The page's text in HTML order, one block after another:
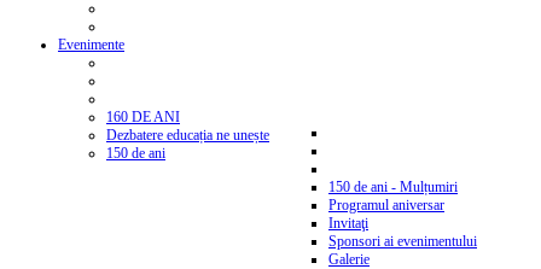
Evenimente
160 DE ANI
Dezbatere educația ne unește
150 de ani
150 de ani - Mulțumiri
Programul aniversar
Invitaţi
Sponsori ai evenimentului
Galerie